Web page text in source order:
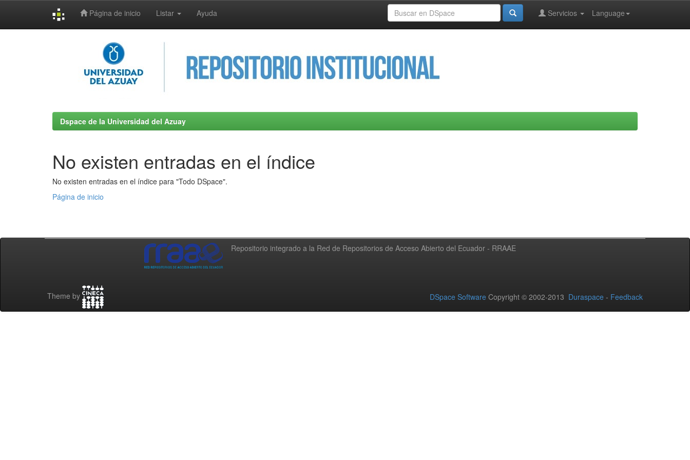
Página de inicio Listar Ayuda Language
Servicios
Dspace de la Universidad del Azuay
No existen entradas en el índice
No existen entradas en el índice para "Todo DSpace".
Página de inicio
Repositorio integrado a la Red de Repositorios de Acceso Abierto del Ecuador - RRAAE
Theme by DSpace Software Copyright © 2002-2013 Duraspace - Feedback